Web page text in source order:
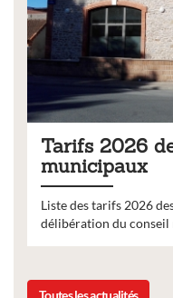
Tarifs 2026
municipaux
Liste des tarifs 2026
délibération du conseil
Toutes les actualités